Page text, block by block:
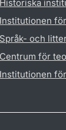
Historiska
Institutionen
Språk- och
Centrum för
Institutionen